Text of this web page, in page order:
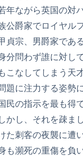
年ながら英国の対
公爵家でロイヤル
貞宗、男爵家であ
分問わず誰に対し
こなしてしまう天
題に注力する姿勢
民の指示を最も得
しかし、それを疎ま
た刺客の夜襲に遭
も瀕死の重傷を負